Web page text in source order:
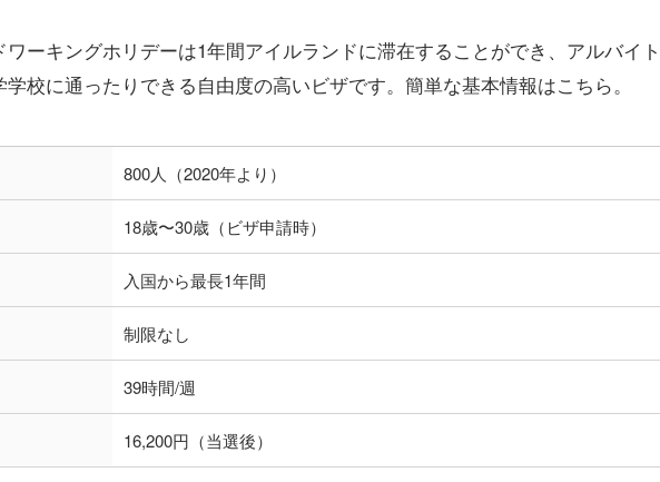
ワーキングホリデーは1年間アイルランドに滞在することができ、アルバイト
学校に通ったりできる自由度の高いビザです。簡単な基本情報はこちら。
800人（2020年より）
18歳〜30歳（ビザ申請時）
入国から最長1年間
制限なし
39時間/週
16,200円（当選後）